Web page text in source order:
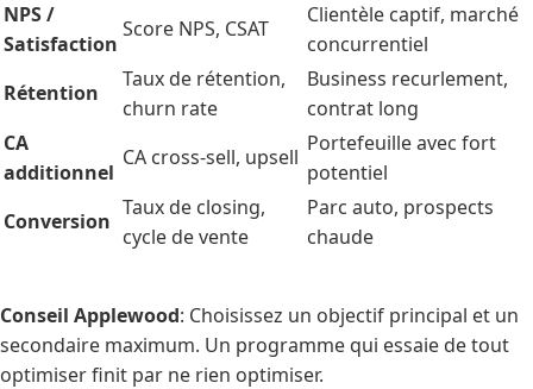
NPS /
Satisfaction
Score NPS, CSAT
Clientèle captif, marché
concurrentiel
Rétention
Taux de rétention,
churn rate
Business recurlement,
contrat long
CA
additionnel
CA cross-sell, upsell
Portefeuille avec fort
potentiel
Conversion
Taux de closing,
cycle de vente
Parc auto, prospects
chaude
Conseil Applewood: Choisissez un objectif principal et un
secondaire maximum. Un programme qui essaie de tout
optimiser finit par ne rien optimiser.